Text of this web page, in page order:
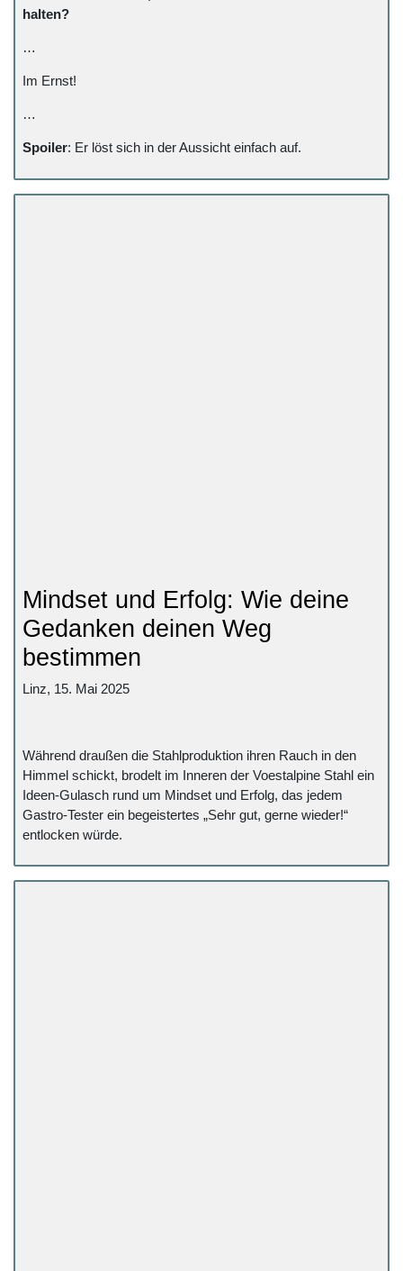
halten?
…
Im Ernst!
…
Spoiler: Er löst sich in der Aussicht einfach auf.
Mindset und Erfolg: Wie deine
Gedanken deinen Weg
bestimmen
Linz, 15. Mai 2025
Während draußen die Stahlproduktion ihren Rauch in den
Himmel schickt, brodelt im Inneren der Voestalpine Stahl ein
Ideen-Gulasch rund um Mindset und Erfolg, das jedem
Gastro-Tester ein begeistertes „Sehr gut, gerne wieder!“
entlocken würde.